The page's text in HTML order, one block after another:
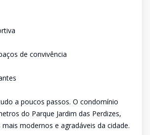
de convivência
a poucos passos. O condomínio
do Parque Jardim das Perdizes,
modernos e agradáveis da cidade.